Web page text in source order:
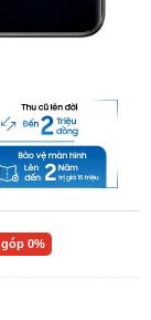
góp 0%